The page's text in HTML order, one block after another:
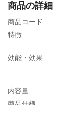
商品の詳細
商品コード
特徴
効能・効果
内容量
商品仕様